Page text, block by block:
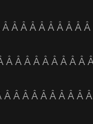
Â Â Â Â Â Â Â Â
Â Â Â Â Â Â Â Â Â
Â Â Â Â Â Â Â Â